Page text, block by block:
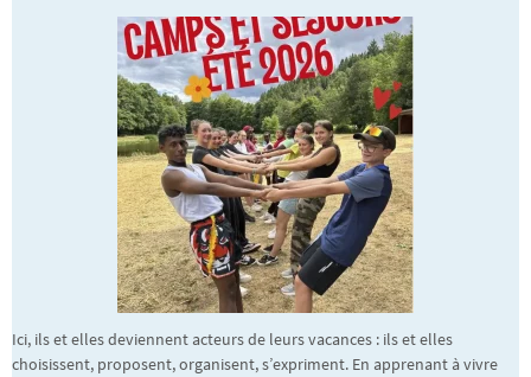
Ici, ils et elles deviennent acteurs de leurs vacances : ils et elles
choisissent, proposent, organisent, s’expriment. En apprenant à vivre